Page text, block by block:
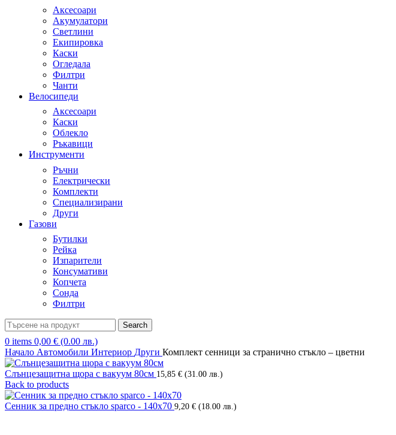
Аксесоари
Акумулатори
Светлини
Екипировка
Каски
Огледала
Филтри
Чанти
Велосипеди
Аксесоари
Каски
Облекло
Ръкавици
Инструменти
Ръчни
Електрически
Комплекти
Специализирани
Други
Газови
Бутилки
Рейка
Изпарители
Консумативи
Копчета
Сонда
Филтри
Search
0 items 0,00 € (0.00 лв.)
Начало Автомобили Интериор Други Комплект сенници за странично стъкло – цветни
Слънцезащитна щора с вакуум 80см 15,85 € (31.00 лв.)
Back to products
Сенник за предно стъкло sparco - 140x70 9,20 € (18.00 лв.)